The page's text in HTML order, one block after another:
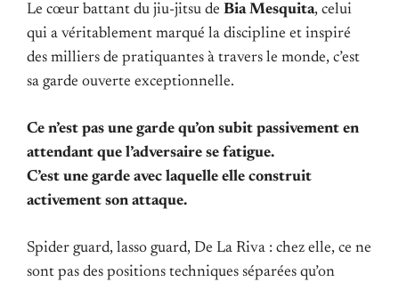
Le cœur battant du jiu-jitsu de Bia Mesquita, celui
qui a véritablement marqué la discipline et inspiré
des milliers de pratiquantes à travers le monde, c’est
sa garde ouverte exceptionnelle.
Ce n’est pas une garde qu’on subit passivement en
attendant que l’adversaire se fatigue.
C’est une garde avec laquelle elle construit
activement son attaque.
Spider guard, lasso guard, De La Riva : chez elle, ce ne
sont pas des positions techniques séparées qu’on